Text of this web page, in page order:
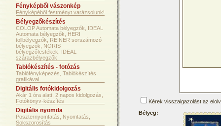
Fényképből vászonkép
Fényképéből festményt varázsolunk!
Bélyegzőkészítés
COLOP Automata bélyegzők, IDEAL
Automata bélyegzők, HERI
tollbélyegzők, REINER sorszámozó
bélyegzők, NORIS
bélyegzőfestékek, IDEAL
szárazbélyegzők
Tablókészítés - fotózás
Tablófényképezés, Tablókészítés
grafikával
Digitális fotókidolgozás
Akár 1 óra alatt, 2 napos kidolgozás,
Fotókönyv-készítés
Digitális nyomda
Poszternyomtatás, Nyomtatás,
Sokszorosítás
Kérek visszaigazolást az
Bélyeg: